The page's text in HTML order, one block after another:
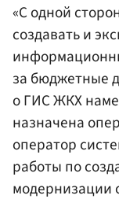
«С одной
создавать и
за бюджетные
о ГИС ЖКХ
назначена
оператор
работы по
модернизации